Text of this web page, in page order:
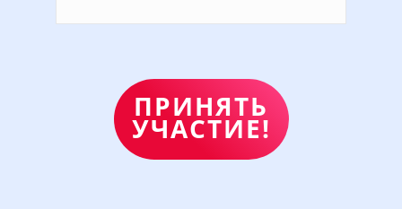
ПРИНЯТЬ
УЧАСТИЕ!